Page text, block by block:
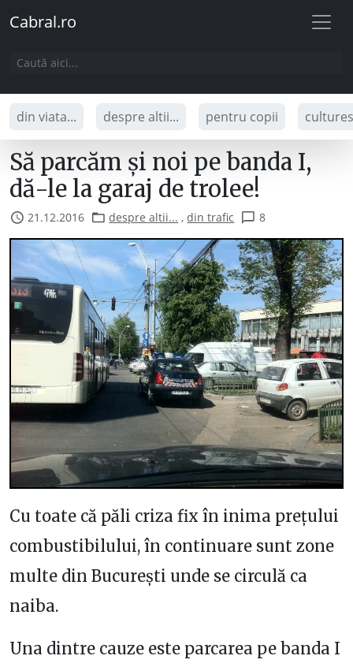
Cabral.ro
din viata... despre altii... pentru copii
Să parcăm și noi pe banda I,
dă-le la garaj de trolee!
21.12.2016 despre altii... ,din trafic 8
Cu toate că păli criza fix în inima prețului
combustibilului, în continuare sunt zone
multe din București unde se circulă ca
naiba.
Una dintre cauze este parcarea pe banda I